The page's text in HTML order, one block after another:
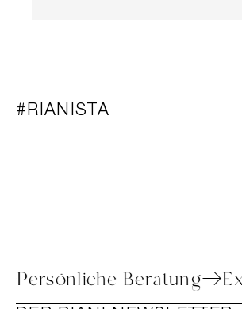
#RIANISTA
Persönliche Beratung